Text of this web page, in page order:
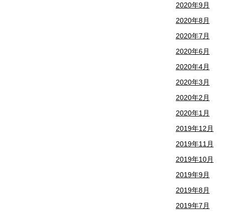
2020年9月
2020年8月
2020年7月
2020年6月
2020年4月
2020年3月
2020年2月
2020年1月
2019年12月
2019年11月
2019年10月
2019年9月
2019年8月
2019年7月